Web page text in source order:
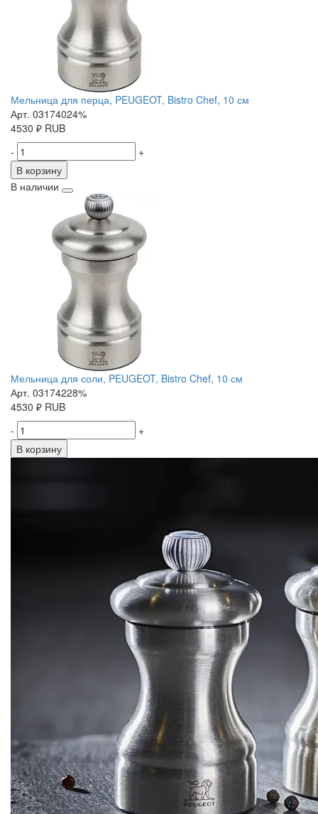
Мельница для перца, PEUGEOT, Bistro Chef, 10 см
Арт. 03174024%
4530 ₽ RUB
-
+
В корзину
В наличии
Мельница для соли, PEUGEOT, Bistro Chef, 10 см
Арт. 03174228%
4530 ₽ RUB
-
+
В корзину